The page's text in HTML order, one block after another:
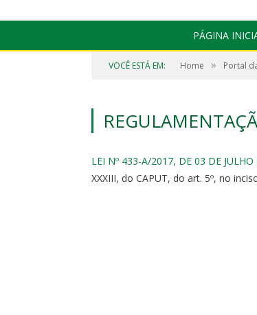
PÁGINA
VOCÊ ESTÁ EM: Home » Portal
LEI Nº 433-A/2017, DE 03 DE
XXXIII, do CAPUT, do art. 5º, no